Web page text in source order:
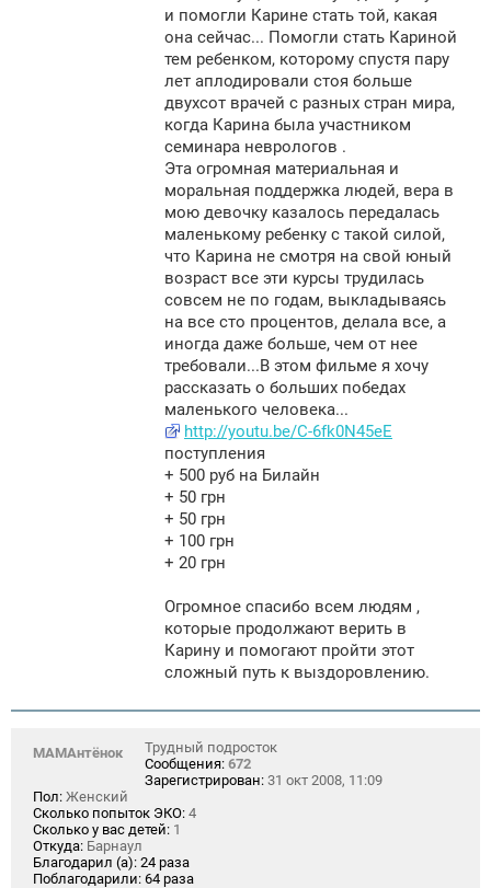
и помогли Карине стать той, какая
она сейчас... Помогли стать Кариной
тем ребенком, которому спустя пару
лет аплодировали стоя больше
двухсот врачей с разных стран мира,
когда Карина была участником
семинара неврологов .
Эта огромная материальная и
моральная поддержка людей, вера в
мою девочку казалось передалась
маленькому ребенку с такой силой,
что Карина не смотря на свой юный
возраст все эти курсы трудилась
совсем не по годам, выкладываясь
на все сто процентов, делала все, а
иногда даже больше, чем от нее
требовали...В этом фильме я хочу
рассказать о больших победах
маленького человека...
http://youtu.be/C-6fk0N45eE
поступления
+ 500 руб на Билайн
+ 50 грн
+ 50 грн
+ 100 грн
+ 20 грн
Огромное спасибо всем людям ,
которые продолжают верить в
Карину и помогают пройти этот
сложный путь к выздоровлению.
МАМАнтёнок
Трудный подросток
Сообщения: 672
Зарегистрирован: 31 окт 2008, 11:09
Пол: Женский
Сколько попыток ЭКО: 4
Сколько у вас детей: 1
Откуда: Барнаул
Благодарил (а): 24 раза
Поблагодарили: 64 раза